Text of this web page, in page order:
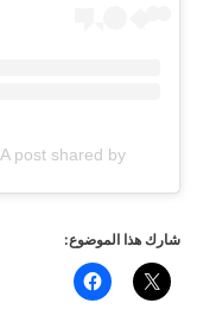
A post shared by فني ادوات صحية (@q867com)
شارك هذا الموضوع: